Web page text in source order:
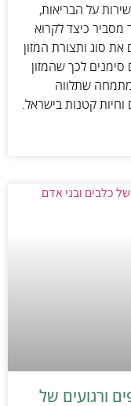
על הבריאות,
כיצד לקרוא
את סוג ותצורת המזון
סימנים לכך שהמזון
מתמחה שתלווה
קטנות בישראל.
ורגועים של